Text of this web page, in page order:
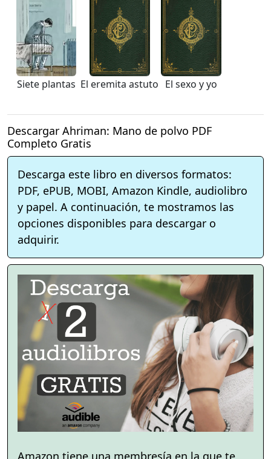
Siete plantas El eremita astuto El sexo y yo
Descargar Ahriman: Mano de polvo PDF
Completo Gratis
Descarga este libro en diversos formatos:
PDF, ePUB, MOBI, Amazon Kindle, audiolibro
y papel. A continuación, te mostramos las
opciones disponibles para descargar o
adquirir.
Amazon tiene una membresía en la que te